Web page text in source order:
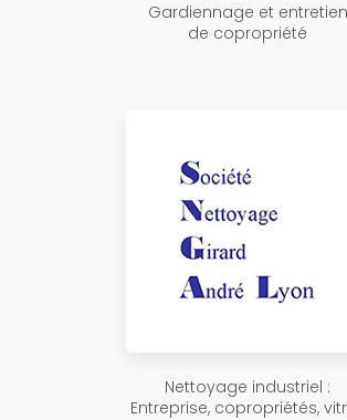
Gardiennage et entretien
de copropriété
Nettoyage industriel :
Entreprise, copropriétés,